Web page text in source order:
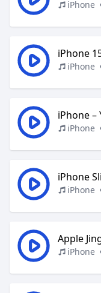
iPhone
iPhone
iPhone
iPhone –
iPhone
iPhone
iPhone
Apple
iPhone